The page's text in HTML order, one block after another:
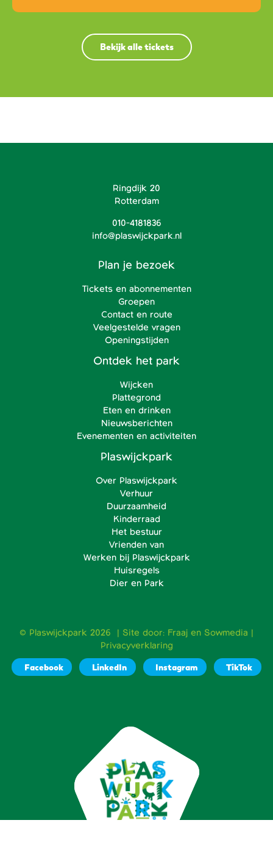
Bekijk alle tickets
Ringdijk 20
Rotterdam
010-4181836
info@plaswijckpark.nl
Plan je bezoek
Tickets en abonnementen
Groepen
Contact en route
Veelgestelde vragen
Openingstijden
Ontdek het park
Wijcken
Plattegrond
Eten en drinken
Nieuwsberichten
Evenementen en activiteiten
Plaswijckpark
Over Plaswijckpark
Verhuur
Duurzaamheid
Kinderraad
Het bestuur
Vrienden van
Werken bij Plaswijckpark
Huisregels
Dier en Park
© Plaswijckpark 2026 | Site door: Fraaj en Sowmedia |
Privacyverklaring
Facebook
LinkedIn Instagram TikTok